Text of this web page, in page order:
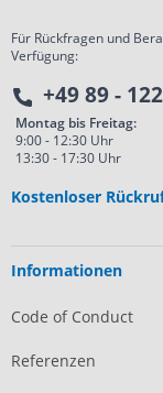
Für Rückfragen und
Verfügung:
+49 89 -
Montag bis Freitag:
9:00 - 12:30 Uhr
13:30 - 17:30 Uhr
Kostenloser
Informationen
Code of Conduct
Referenzen